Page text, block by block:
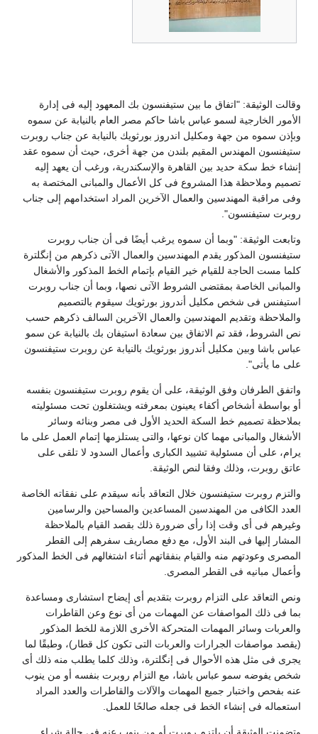
وقالت الوثيقة: "اتفاق ما بين ستيفنسون بك المعهود إليه فى إدارة
الأمور الخارجية لسمو عباس باشا حاكم مصر العام بالنيابة عن سموه
وبإذن سموه من جهة ومكليل اندروز بورثويك بالنيابة عن جناب روبرت
ستيفنسون المهندس المقيم بلندن من جهة أخرى، حيث أن سموه عقد
إنشاء خط سكة حديد بين القاهرة والإسكندرية، ورغب أن يعهد إليه
تصميم وملاحظة هذا المشروع فى كل الأعمال والمبانى المختصة به
وفى مراقبة المهندسين والعمال الآخرين المراد استخدامهم إلى جناب
روبرت ستيفنسون".
وتابعت الوثيقة: "وبما أن سموه يرغب أيضًا فى أن جناب روبرت
ستيفنسون المذكور يقدم المهندسين والعمال الآتى ذكرهم من إنگلترة
كلما مست الحاجة للقيام خير القيام بإتمام الخط المذكور والأشغال
والمبانى الخاصة بمقتضى الشروط الآتى نصها، وبما أن جناب روبرت
استيفنس فى شخص مكليل أندروز بورثويك سيقوم بالتصميم
والملاحظة وتقديم المهندسين والعمال الآخرين السالف ذكرهم حسب
نص الشروط، فقد تم الاتفاق بين سعادة استيفان بك بالنيابة عن سمو
عباس باشا وبين مكليل أندروز بورثويك بالنيابة عن روبرت ستيفنسون
على ما يأتى".
واتفق الطرفان وفق الوثيقة، على أن يقوم روبرت ستيفنسون بنفسه
أو بواسطة أشخاص أكفاء يعينون بمعرفته ويشتغلون تحت مسئوليته
بملاحظة تصميم خط السكة الحديد الأول فى مصر وبنائه وسائر
الأشغال والمبانى مهما كان نوعها، والتى يستلزمها إتمام العمل على ما
يرام، على أن مسئولية تشييد الكبارى وأعمال السدود لا تلقى على
عاتق روبرت، وذلك وفقا لنص الوثيقة.
والتزم روبرت ستيفنسون خلال التعاقد بأنه سيقدم على نفقاته الخاصة
العدد الكافى من المهندسين المساعدين والمساحين والرسامين
وغيرهم فى أى وقت إذا رأى ضرورة ذلك بقصد القيام بالملاحظة
المشار إليها فى البند الأول، مع دفع مصاريف سفرهم إلى القطر
المصرى وعودتهم منه والقيام بنفقاتهم أثناء اشتغالهم فى الخط المذكور
وأعمال مبانيه فى القطر المصرى.
ونص التعاقد على التزام روبرت بتقديم أى إيضاح استشارى ومساعدة
بما فى ذلك المواصفات عن المهمات من أى نوع وعن القاطرات
والعربات وسائر المهمات المتحركة الأخرى اللازمة للخط المذكور
(يقصد مواصفات الجرارات والعربات التى تكون كل قطار)، وطبقًا لما
يجرى فى مثل هذه الأحوال فى إنگلترة، وذلك كلما يطلب منه ذلك أى
شخص يفوضه سمو عباس باشا، مع التزام روبرت بنفسه أو من ينوب
عنه بفحص واختبار جميع المهمات والآلات والقاطرات والعدد المراد
استعماله فى إنشاء الخط فى جعله صالحًا للعمل.
وتضمنت الوثيقة أن يلتزم روبرت أو من ينوب عنه فى حالة شراء